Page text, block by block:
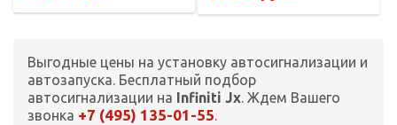
Выгодные цены на установку автосигнализации и
автозапуска. Бесплатный подбор
автосигнализации на
Infiniti Jx. Ждем Вашего
звонка +7 (495) 135-01-55.